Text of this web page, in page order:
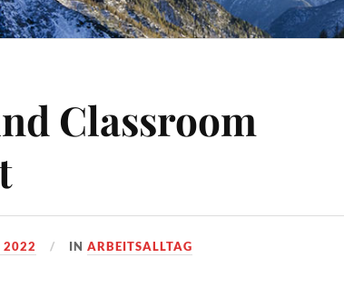
Classroom
2022 INARBEITSALLTAG